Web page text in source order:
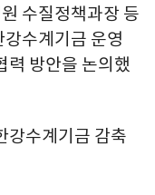
수질정책과장 등
수계기금 운영
력 방안을 논의했
강수계기금 감축